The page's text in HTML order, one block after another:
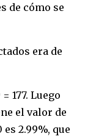
de cómo se
era de
177. Luego
el valor de
2.99%, que